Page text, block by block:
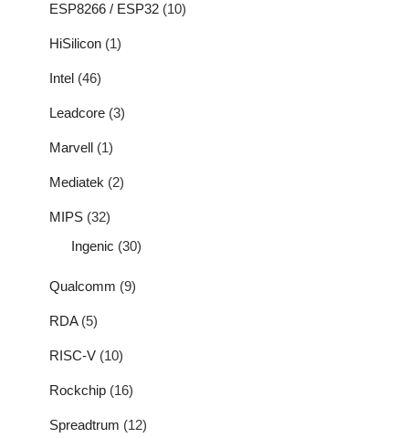
ESP8266 / ESP32 (10)
HiSilicon (1)
Intel (46)
Leadcore (3)
Marvell (1)
Mediatek (2)
MIPS (32)
Ingenic (30)
Qualcomm (9)
RDA(5)
RISC-V (10)
Rockchip (16)
Spreadtrum (12)